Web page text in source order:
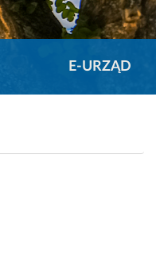
E-URZĄD